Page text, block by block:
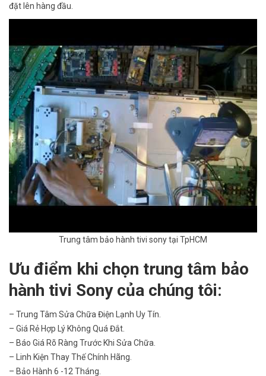
đặt lên hàng đầu.
Trung tâm bảo hành tivi sony tại TpHCM
Ưu điểm khi chọn trung tâm bảo
hành tivi Sony của chúng tôi:
– Trung Tâm Sửa Chữa Điện Lạnh Uy Tín.
– Giá Rẻ Hợp Lý Không Quá Đắt.
– Báo Giá Rõ Ràng Trước Khi Sửa Chữa.
– Linh Kiện Thay Thế Chính Hãng.
– Bảo Hành 6 -12 Tháng.